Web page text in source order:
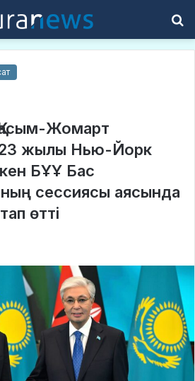
Жомарт
жылы Нью-Йорк
БҰҰ Бас
сессиясы аясында
өтті